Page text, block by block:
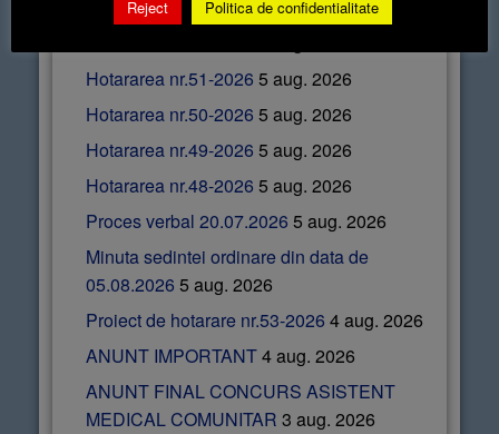
Hotararea nr.51-2026 5 aug. 2026
Hotararea nr.50-2026 5 aug. 2026
Hotararea nr.49-2026 5 aug. 2026
Hotararea nr.48-2026 5 aug. 2026
Proces verbal 20.07.2026 5 aug. 2026
Minuta sedintei ordinare din data de
05.08.2026 5 aug. 2026
Proiect de hotarare nr.53-2026 4 aug. 2026
ANUNT IMPORTANT4 aug. 2026
ANUNT FINAL CONCURS ASISTENT
MEDICAL COMUNITAR 3 aug. 2026
Reject
Politica de confidentialitate